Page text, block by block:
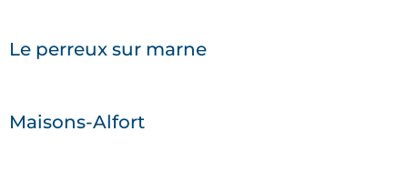
Le perreux sur marne
Maisons-Alfort